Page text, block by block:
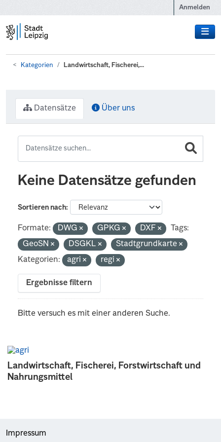
Anmelden
Kategorien Landwirtschaft, Fischerei,...
Landwirtschaft, Fischerei, Forstwirtschaft und
Nahrungsmittel
Datensätze Über uns
Keine Datensätze gefunden
Sortieren nach
Formate: DWG GPKG DXF
Tags:
GeoSN
DSGKL
Stadtgrundkarte
Kategorien:
agri regi
Ergebnisse filtern
Bitte versuch es mit einer anderen Suche.
Impressum